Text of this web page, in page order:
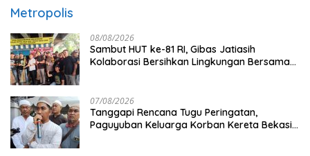
Metropolis
08/08/2026
Sambut HUT ke-81 RI, Gibas Jatiasih
Kolaborasi Bersihkan Lingkungan Bersama
07/08/2026
Tanggapi Rencana Tugu Peringatan,
Paguyuban Keluarga Korban Kereta Bekasi